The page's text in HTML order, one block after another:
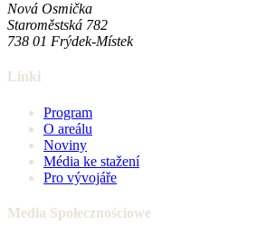
Nová Osmička
Staroměstská 782
738 01 Frýdek-Místek
Linki
Program
O areálu
Noviny
Média ke stažení
Pro vývojáře
Media Społecznościowe